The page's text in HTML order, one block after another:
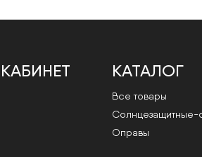
КАТАЛОГ
Все товары
Cолнцезащитные-
Оправы